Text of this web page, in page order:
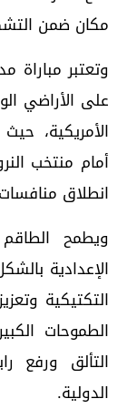
مكان ضمن
وتعتبر مباراة
على الأراضي
الأمريكية،
أمام منتخب
انطلاق
ويطمح
الإعدادية
التكتيكية
الطموحات
التألق ورفع
الدولية.